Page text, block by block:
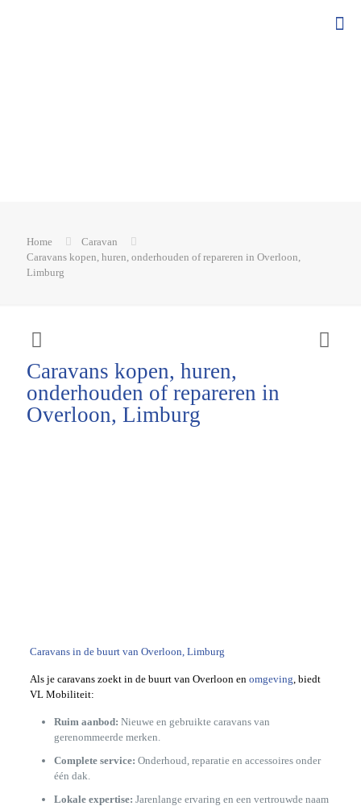
Home
Caravan
Caravans kopen, huren, onderhouden of repareren in Overloon,
Limburg
Caravans kopen, huren,
onderhouden of repareren in
Overloon, Limburg
Caravans in de buurt van Overloon, Limburg
Als je caravans zoekt in de buurt van Overloon en omgeving , biedt
VL Mobiliteit:
Ruim aanbod: Nieuwe en gebruikte caravans van
gerenommeerde merken.
Complete service: Onderhoud, reparatie en accessoires onder
één dak.
Lokale expertise: Jarenlange ervaring en een vertrouwde naam